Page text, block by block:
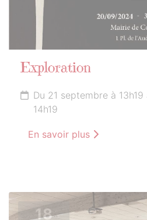
Exploration
Du 21 septembre à
14h19
En savoir plus
18